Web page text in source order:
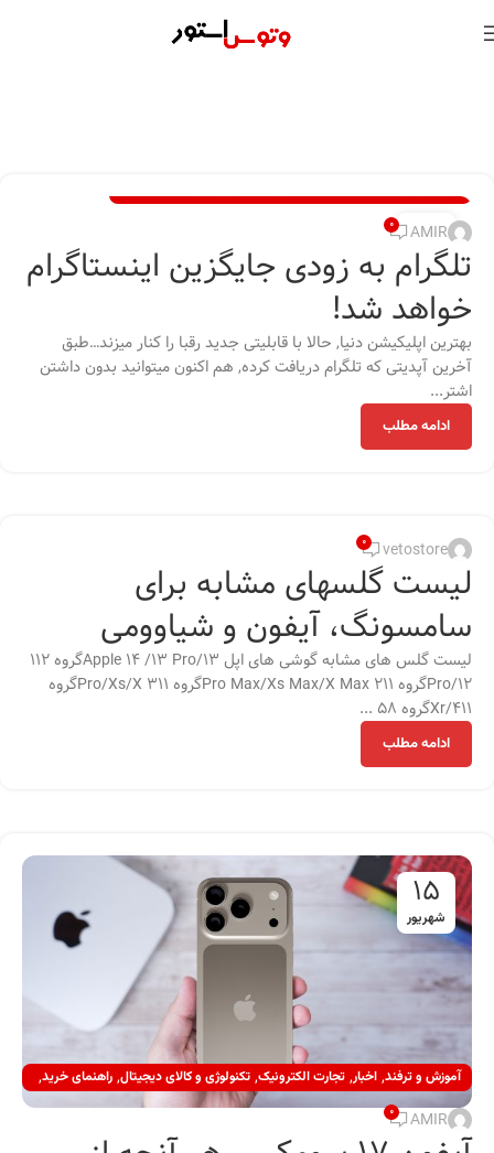
21
بهمن
,
,
,
AMIR
0
تلگرام به زودی جایگزین اینستاگرام
خواهد شد!
بهترین اپلیکیشن دنیا, حالا با قابلیتی جدید رقبا را کنار میزند…طبق
آخرین آپدیتی که تلگرام دریافت کرده, هم اکنون میتوانید بدون داشتن
اشتر...
ادامه مطلب
vetostore
0
لیست گلسهای مشابه برای
سامسونگ، آیفون و شیاوومی
لیست گلس های مشابه گوشی های اپل Apple 14 /13 Pro/13گروه 112
Pro/12گروه 211 Pro Max/Xs Max/X Maxگروه 311 Pro/Xs/Xگروه
411/Xrگروه 58 ...
ادامه مطلب
15
شهریور
آموزش و ترفند, اخبار, تجارت الکترونیک, تکنولوژی و کالای دیجیتال, راهنمای خرید,
راهنمای خرید گوشی,نقد و بررسی
AMIR
0